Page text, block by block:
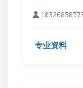
专业资料